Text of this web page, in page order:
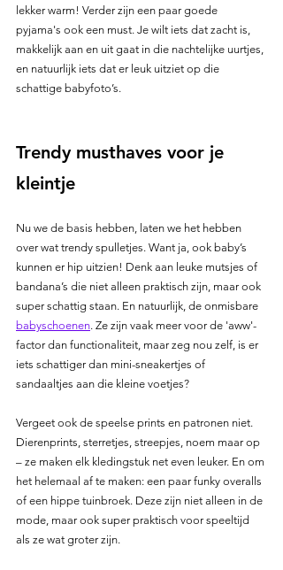
lekker warm! Verder zijn een paar goede
pyjama's ook een must. Je wilt iets dat zacht is,
makkelijk aan en uit gaat in die nachtelijke uurtjes,
en natuurlijk iets dat er leuk uitziet op die
schattige babyfoto’s.
Trendy musthaves voor je
kleintje
Nu we de basis hebben, laten we het hebben
over wat trendy spulletjes. Want ja, ook baby’s
kunnen er hip uitzien! Denk aan leuke mutsjes of
bandana’s die niet alleen praktisch zijn, maar ook
super schattig staan. En natuurlijk, de onmisbare
babyschoenen. Ze zijn vaak meer voor de 'aww'-
factor dan functionaliteit, maar zeg nou zelf, is er
iets schattiger dan mini-sneakertjes of
sandaaltjes aan die kleine voetjes?
Vergeet ook de speelse prints en patronen niet.
Dierenprints, sterretjes, streepjes, noem maar op
– ze maken elk kledingstuk net even leuker. En om
het helemaal af te maken: een paar funky overalls
of een hippe tuinbroek. Deze zijn niet alleen in de
mode, maar ook super praktisch voor speeltijd
als ze wat groter zijn.